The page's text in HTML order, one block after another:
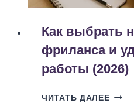
Как выбрать
фриланса и
работы (2026)
ЧИТАТЬ ДАЛЕЕКАК